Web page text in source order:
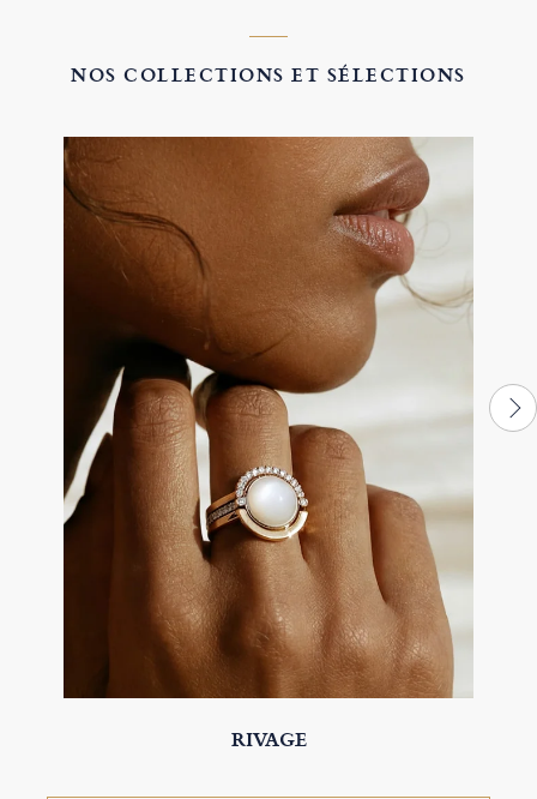
NOS COLLECTIONS ET SÉLECTIONS
RIVAGE